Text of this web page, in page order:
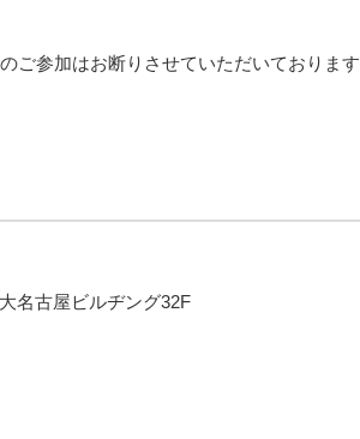
ご参加はお断りさせていただいております
名古屋ビルヂング32F